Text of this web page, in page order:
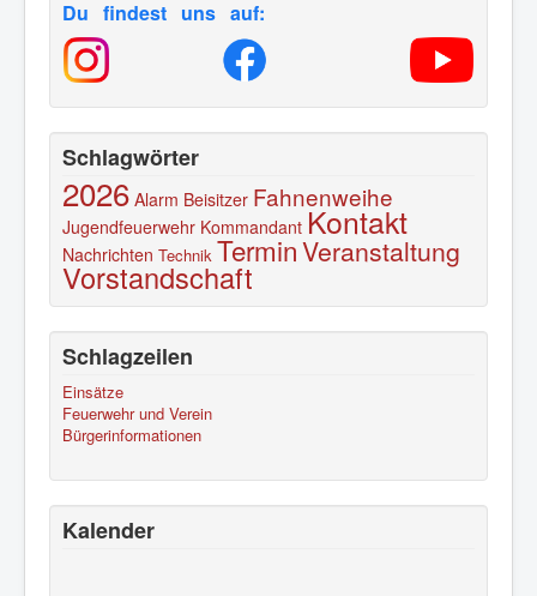
Du findest uns auf:
Schlagwörter
2026 Alarm Beisitzer Fahnenweihe
Jugendfeuerwehr Kommandant Kontakt
Nachrichten Technik TerminVeranstaltung
Vorstandschaft
Schlagzeilen
Einsätze
Feuerwehr und Verein
Bürgerinformationen
Kalender